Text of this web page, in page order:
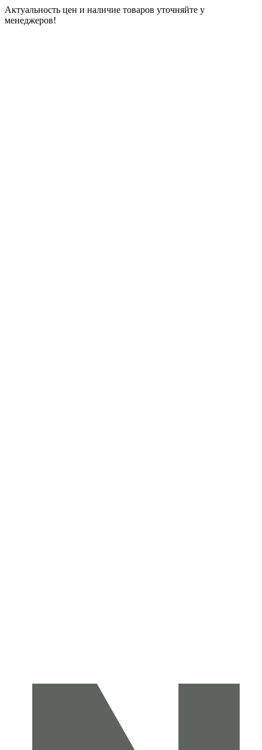
Актуальность цен и наличие товаров уточняйте у
менеджеров!